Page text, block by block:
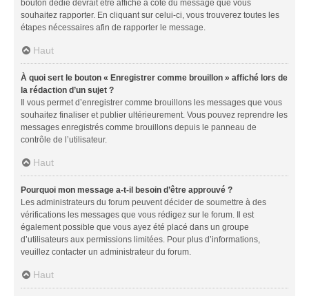
bouton dédié devrait être affiché à côté du message que vous
souhaitez rapporter. En cliquant sur celui-ci, vous trouverez toutes les
étapes nécessaires afin de rapporter le message.
Haut
À quoi sert le bouton « Enregistrer comme brouillon » affiché lors de
la rédaction d’un sujet ?
Il vous permet d’enregistrer comme brouillons les messages que vous
souhaitez finaliser et publier ultérieurement. Vous pouvez reprendre les
messages enregistrés comme brouillons depuis le panneau de
contrôle de l’utilisateur.
Haut
Pourquoi mon message a-t-il besoin d’être approuvé ?
Les administrateurs du forum peuvent décider de soumettre à des
vérifications les messages que vous rédigez sur le forum. Il est
également possible que vous ayez été placé dans un groupe
d’utilisateurs aux permissions limitées. Pour plus d’informations,
veuillez contacter un administrateur du forum.
Haut